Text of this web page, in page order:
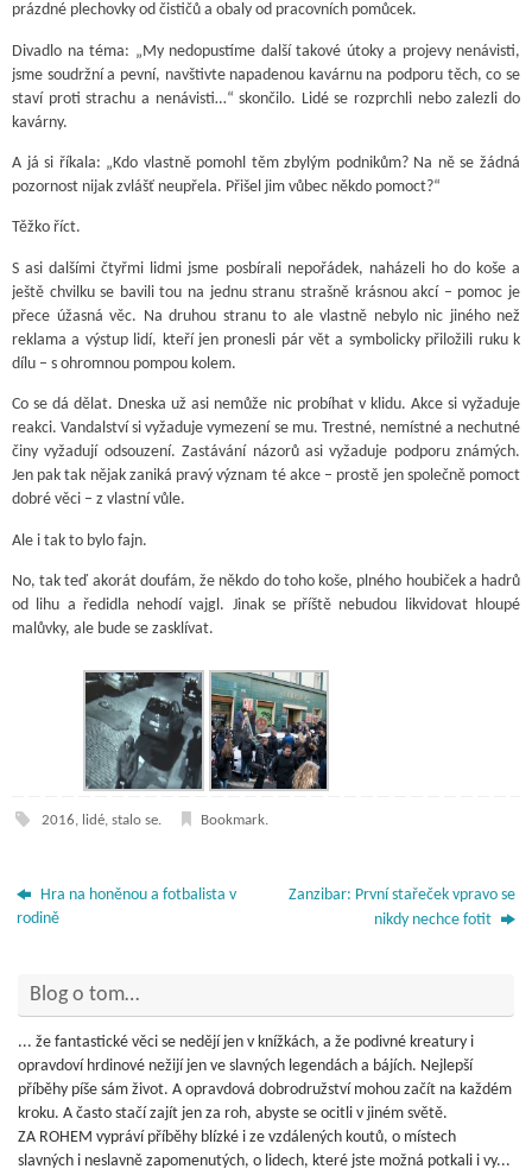
prázdné plechovky od čističů a obaly od pracovních pomůcek.
Divadlo na téma: „My nedopustíme další takové útoky a projevy nenávisti,
jsme soudržní a pevní, navštivte napadenou kavárnu na podporu těch, co se
staví proti strachu a nenávisti…“ skončilo. Lidé se rozprchli nebo zalezli do
kavárny.
A já si říkala: „Kdo vlastně pomohl těm zbylým podnikům? Na ně se žádná
pozornost nijak zvlášť neupřela. Přišel jim vůbec někdo pomoct?“
Těžko říct.
S asi dalšími čtyřmi lidmi jsme posbírali nepořádek, naházeli ho do koše a
ještě chvilku se bavili tou na jednu stranu strašně krásnou akcí – pomoc je
přece úžasná věc. Na druhou stranu to ale vlastně nebylo nic jiného než
reklama a výstup lidí, kteří jen pronesli pár vět a symbolicky přiložili ruku k
dílu – s ohromnou pompou kolem.
Co se dá dělat. Dneska už asi nemůže nic probíhat v klidu. Akce si vyžaduje
reakci. Vandalství si vyžaduje vymezení se mu. Trestné, nemístné a nechutné
činy vyžadují odsouzení. Zastávání názorů asi vyžaduje podporu známých.
Jen pak tak nějak zaniká pravý význam té akce – prostě jen společně pomoct
dobré věci – z vlastní vůle.
Ale i tak to bylo fajn.
No, tak teď akorát doufám, že někdo do toho koše, plného houbiček a hadrů
od lihu a ředidla nehodí vajgl. Jinak se příště nebudou likvidovat hloupé
malůvky, ale bude se zasklívat.
2016, lidé, stalo se. Bookmark.
Hra na honěnou a fotbalista v
rodině
Zanzibar: První stařeček vpravo se
nikdy nechce fotit
Blog o tom…
... že fantastické věci se nedějí jen v knížkách, a že podivné kreatury i
opravdoví hrdinové nežijí jen ve slavných legendách a bájích. Nejlepší
příběhy píše sám život. A opravdová dobrodružství mohou začít na každém
kroku. A často stačí zajít jen za roh, abyste se ocitli v jiném světě.
ZA ROHEM vypráví příběhy blízké i ze vzdálených koutů, o místech
slavných i neslavně zapomenutých, o lidech, které jste možná potkali i vy...